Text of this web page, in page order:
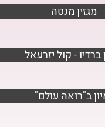
מגזין מנטה
ברדיו - קול יזרעאל
ב"רואה עולם